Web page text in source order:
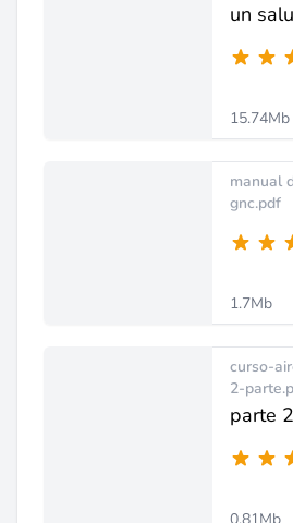
un
15.74Mb
manual
gnc.pdf
1.7Mb
curso-
2-
parte 2